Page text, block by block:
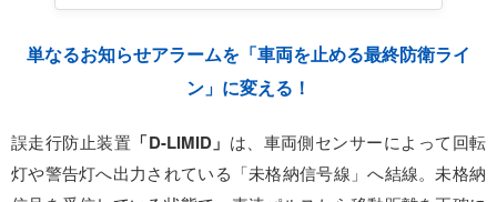
単なるお知らせアラームを「車両を止める最終防衛ライ
ン」に変える！
誤走行防止装置 「D-LIMID」 は、車両側センサーによって回転
灯や警告灯へ出力されている「未格納信号線」へ結線。未格納